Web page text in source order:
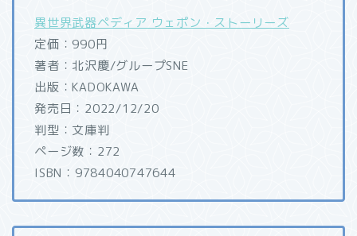
異世界武器ペディア ウェポン・ストーリーズ
定価：990円
著者：北沢慶/グループSNE
出版：KADOKAWA
発売日：2022/12/20
判型：文庫判
ページ数：272
ISBN：9784040747644